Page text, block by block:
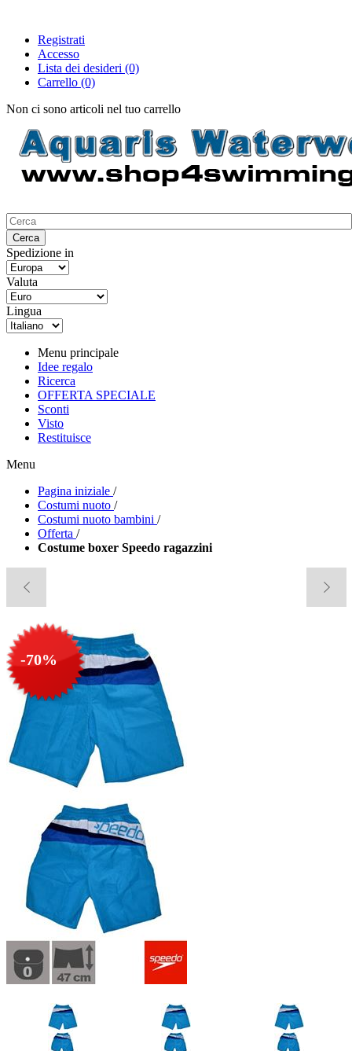
Registrati
Accesso
Lista dei desideri (0)
Carrello (0)
Non ci sono articoli nel tuo carrello
Spedizione in
Valuta
Lingua
Menu principale
Idee regalo
Ricerca
OFFERTA SPECIALE
Sconti
Visto
Restituisce
Menu
Pagina iniziale /
Costumi nuoto /
Costumi nuoto bambini /
Offerta /
Costume boxer Speedo ragazzini
-70%